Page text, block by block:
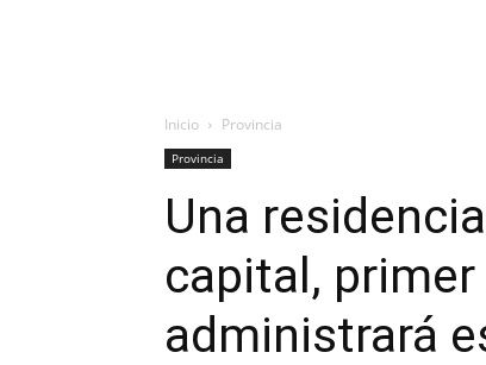
Inicio Provincia
Provincia
Una
capital,
administrará